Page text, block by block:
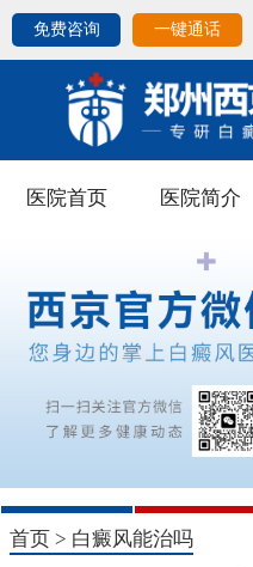
免费咨询 一键通话
医院首页 医院简介
1 2
首页 > 白癜风能治吗